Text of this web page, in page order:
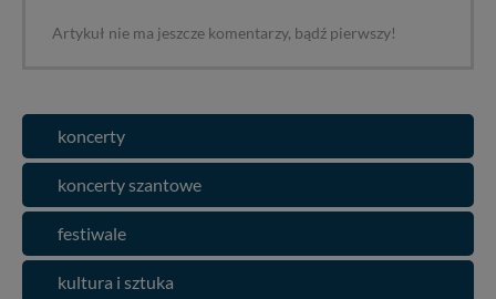
Artykuł nie ma jeszcze komentarzy, bądź pierwszy!
koncerty
koncerty szantowe
festiwale
kultura i sztuka